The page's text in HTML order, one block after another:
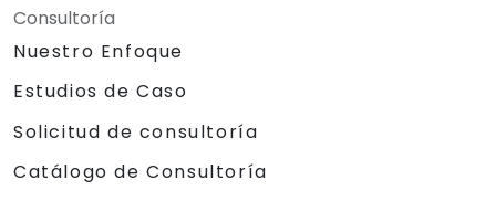
Consultoría
Nuestro Enfoque
Estudios de Caso
Solicitud de consultoría
Catálogo de Consultoría